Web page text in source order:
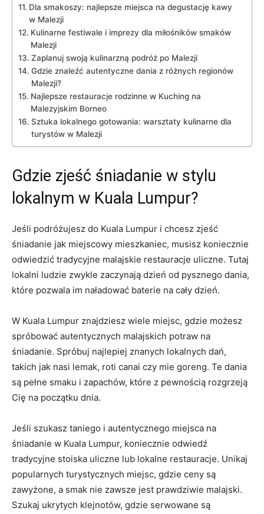
Dla smakoszy: najlepsze miejsca na degustację kawy
w Malezji
Kulinarne festiwale i imprezy dla miłośników smaków
Malezji
Zaplanuj swoją kulinarzną podróż po Malezji
Gdzie znaleźć autentyczne dania z różnych regionów
Malezji?
Najlepsze restauracje rodzinne w Kuching na
Malezyjskim Borneo
Sztuka lokalnego gotowania: warsztaty kulinarne dla
turystów w Malezji
Gdzie zjeść śniadanie w stylu
lokalnym w Kuala Lumpur?
Jeśli podróżujesz do Kuala Lumpur i chcesz zjeść
śniadanie jak miejscowy mieszkaniec, musisz koniecznie
odwiedzić tradycyjne malajskie restauracje uliczne. Tutaj
lokalni ludzie zwykle zaczynają dzień od pysznego dania,
które pozwala im naładować baterie na cały dzień.
W Kuala Lumpur znajdziesz wiele miejsc, gdzie możesz
spróbować autentycznych malajskich potraw na
śniadanie. Spróbuj najlepiej znanych lokalnych dań,
takich jak nasi lemak, roti canai czy mie goreng. Te dania
są pełne smaku i zapachów, które z pewnością rozgrzeją
Cię na początku dnia.
Jeśli szukasz taniego i autentycznego miejsca na
śniadanie w Kuala Lumpur, koniecznie odwiedź
tradycyjne stoiska uliczne lub lokalne restauracje. Unikaj
popularnych turystycznych miejsc, gdzie ceny są
zawyżone, a smak nie zawsze jest prawdziwie malajski.
Szukaj ukrytych klejnotów, gdzie serwowane są